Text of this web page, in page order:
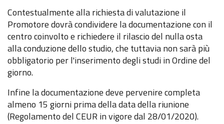
Contestualmente alla richiesta di valutazione il
Promotore dovrà condividere la documentazione con il
centro coinvolto e richiedere il rilascio del nulla osta
alla conduzione dello studio, che tuttavia non sarà più
obbligatorio per l'inserimento degli studi in Ordine del
giorno.
Infine la documentazione deve pervenire completa
almeno 15 giorni prima della data della riunione
(Regolamento del CEUR in vigore dal 28/01/2020).